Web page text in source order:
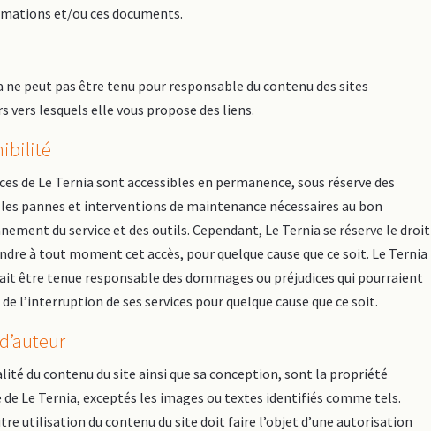
et/ou ces documents.
ne peut pas être tenu pour responsable du contenu des sites
vers lesquels elle vous propose des liens.
de Le Ternia sont accessibles en permanence, sous réserve des
pannes et interventions de maintenance nécessaires au bon
du service et des outils. Cependant, Le Ternia se réserve le droit
à tout moment cet accès, pour quelque cause que ce soit. Le Ternia
être tenue responsable des dommages ou préjudices qui pourraient
l’interruption de ses services pour quelque cause que ce soit.
du contenu du site ainsi que sa conception, sont la propriété
de Le Ternia, exceptés les images ou textes identifiés comme tels.
utilisation du contenu du site doit faire l’objet d’une autorisation